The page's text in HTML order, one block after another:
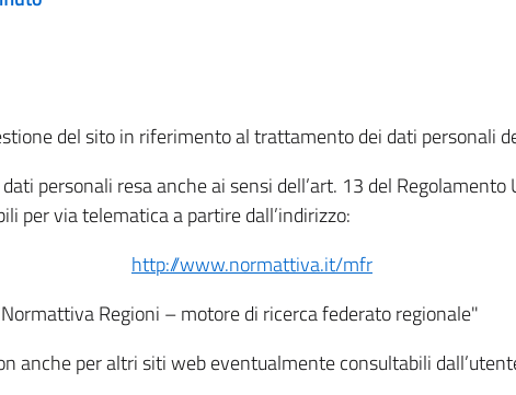
del sito in riferimento al trattamento dei dati personali
personali resa anche ai sensi dell’art. 13 del
per via telematica a partire dall’indirizzo:
http://www.normattiva.it/mfr
Regioni – motore di ricerca federato regionale"
anche per altri siti web eventualmente consultabili